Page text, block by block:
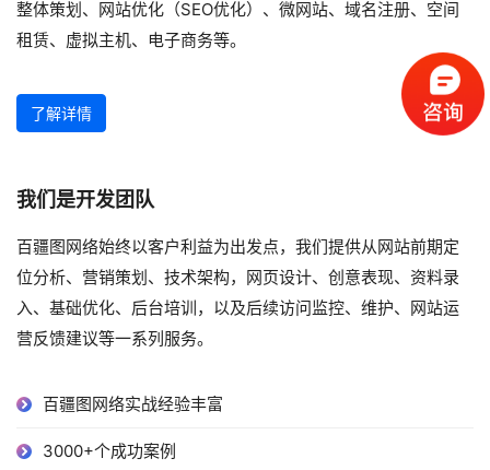
整体策划、网站优化（SEO优化）、微网站、域名注册、空间
租赁、虚拟主机、电子商务等。
了解详情
我们是开发团队
百疆图网络始终以客户利益为出发点，我们提供从网站前期定
位分析、营销策划、技术架构，网页设计、创意表现、资料录
入、基础优化、后台培训，以及后续访问监控、维护、网站运
营反馈建议等一系列服务。
百疆图网络实战经验丰富
3000+个成功案例